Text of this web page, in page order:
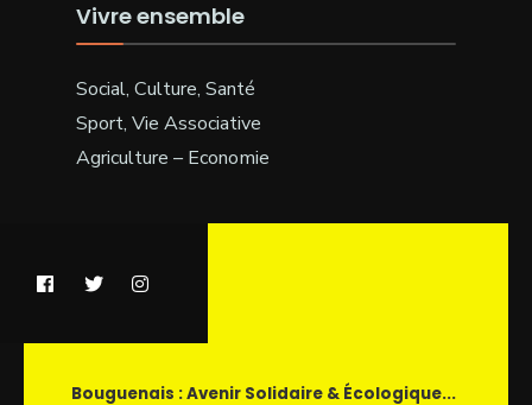
Vivre ensemble
Social, Culture, Santé
Sport, Vie Associative
Agriculture – Economie
Bouguenais : Avenir Solidaire & Écologique...